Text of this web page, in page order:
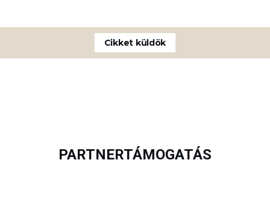
Cikket küldök
PARTNERTÁMOGATÁS